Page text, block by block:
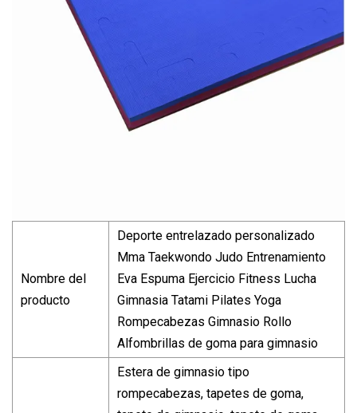
Nombre del
producto
Deporte entrelazado personalizado
Mma Taekwondo Judo Entrenamiento
Eva Espuma Ejercicio Fitness Lucha
Gimnasia Tatami Pilates Yoga
Rompecabezas Gimnasio Rollo
Alfombrillas de goma para gimnasio
Estera de gimnasio tipo
rompecabezas, tapetes de goma,